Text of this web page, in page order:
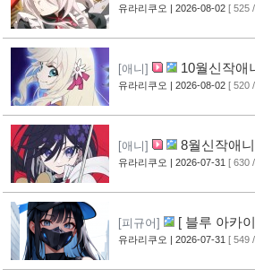
로러 ] PV 영상 공개
유라리쿠오 | 2026-08-02 [ 525
[애니]
10월신작애
계를 다스린다 ] 2기 PV
유라리쿠오 | 2026-08-02 [ 520
[애니]
8월신작애
상 공개
[11]
유라리쿠오 | 2026-07-31 [ 630
[피규어]
[ 블루 아카
공개 [10]
유라리쿠오 | 2026-07-31 [ 549